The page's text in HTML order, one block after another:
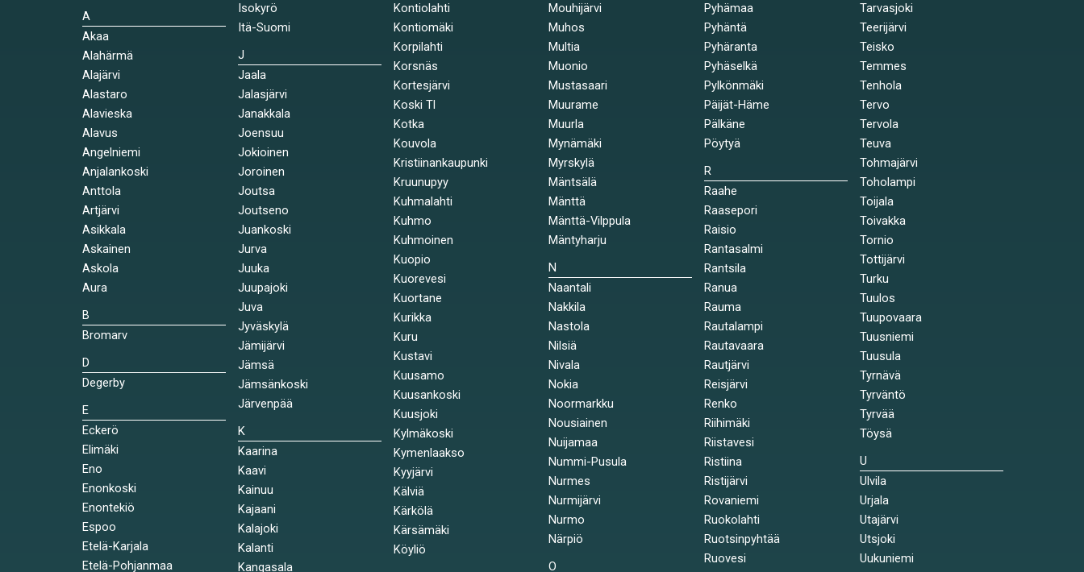
A
Akaa
Alahärmä
Alajärvi
Alastaro
Alavieska
Alavus
Angelniemi
Anjalankoski
Anttola
Artjärvi
Asikkala
Askainen
Askola
Aura
B
Bromarv
D
Degerby
E
Eckerö
Elimäki
Eno
Enonkoski
Enontekiö
Espoo
Etelä-Karjala
Etelä-Pohjanmaa
Isokyrö
Itä-Suomi
J
Jaala
Jalasjärvi
Janakkala
Joensuu
Jokioinen
Joroinen
Joutsa
Joutseno
Juankoski
Jurva
Juuka
Juupajoki
Juva
Jyväskylä
Jämijärvi
Jämsä
Jämsänkoski
Järvenpää
K
Kaarina
Kaavi
Kainuu
Kajaani
Kalajoki
Kalanti
Kangasala
Kontiolahti
Kontiomäki
Korpilahti
Korsnäs
Kortesjärvi
Koski Tl
Kotka
Kouvola
Kristiinankaupunki
Kruunupyy
Kuhmalahti
Kuhmo
Kuhmoinen
Kuopio
Kuorevesi
Kuortane
Kurikka
Kuru
Kustavi
Kuusamo
Kuusankoski
Kuusjoki
Kylmäkoski
Kymenlaakso
Kyyjärvi
Kälviä
Kärkölä
Kärsämäki
Köyliö
Mouhijärvi
Muhos
Multia
Muonio
Mustasaari
Muurame
Muurla
Mynämäki
Myrskylä
Mäntsälä
Mänttä
Mänttä-Vilppula
Mäntyharju
N
Naantali
Nakkila
Nastola
Nilsiä
Nivala
Nokia
Noormarkku
Nousiainen
Nuijamaa
Nummi-Pusula
Nurmes
Nurmijärvi
Nurmo
Närpiö
O
Pyhämaa
Pyhäntä
Pyhäranta
Pyhäselkä
Pylkönmäki
Päijät-Häme
Pälkäne
Pöytyä
R
Raahe
Raasepori
Raisio
Rantasalmi
Rantsila
Ranua
Rauma
Rautalampi
Rautavaara
Rautjärvi
Reisjärvi
Renko
Riihimäki
Riistavesi
Ristiina
Ristijärvi
Rovaniemi
Ruokolahti
Ruotsinpyhtää
Ruovesi
Tarvasjoki
Teerijärvi
Teisko
Temmes
Tenhola
Tervo
Tervola
Teuva
Tohmajärvi
Toholampi
Toijala
Toivakka
Tornio
Tottijärvi
Turku
Tuulos
Tuupovaara
Tuusniemi
Tuusula
Tyrnävä
Tyrväntö
Tyrvää
Töysä
U
Ulvila
Urjala
Utajärvi
Utsjoki
Uukuniemi